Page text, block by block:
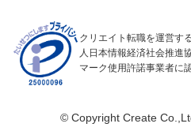
クリエイト転職を運営す
人日本情報経済社会推進
マーク使用許諾事業者に
© Copyright Create